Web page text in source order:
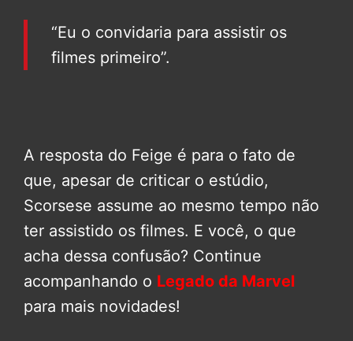
“Eu o convidaria para assistir os
filmes primeiro”.
A resposta do Feige é para o fato de
que, apesar de criticar o estúdio,
Scorsese assume ao mesmo tempo não
ter assistido os filmes. E você, o que
acha dessa confusão? Continue
acompanhando o Legado da Marvel
para mais novidades!